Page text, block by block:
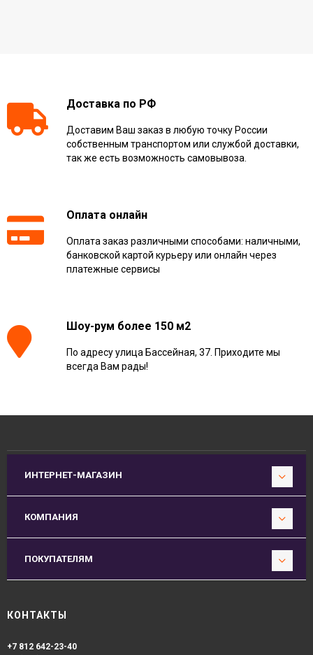
Доставка по РФ
Доставим Ваш заказ в любую точку России
собственным транспортом или службой доставки,
так же есть возможность самовывоза.
Оплата онлайн
Оплата заказ различными способами: наличными,
банковской картой курьеру или онлайн через
платежные сервисы
Шоу-рум более 150 м2
По адресу улица Бассейная, 37. Приходите мы
всегда Вам рады!
ИНТЕРНЕТ-МАГАЗИН
КОМПАНИЯ
ПОКУПАТЕЛЯМ
КОНТАКТЫ
+7 812 642-23-40